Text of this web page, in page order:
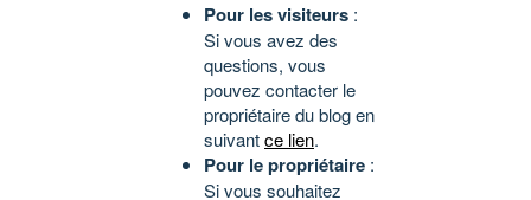
Pour les visiteurs :
Si vous avez des
questions, vous
pouvez contacter le
propriétaire du blog en
suivantce lien.
Pour le propriétaire :
Si vous souhaitez